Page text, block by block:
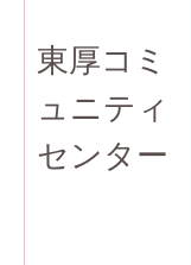
東厚コミ
ュニティ
センター